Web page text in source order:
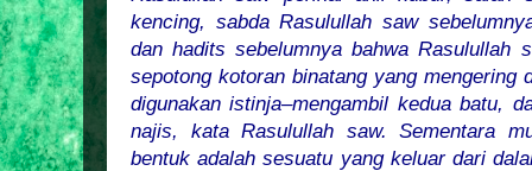
kencing, sabda Rasulullah saw
dan hadits sebelumnya bahwa Rasulullah
sepotong kotoran binatang yang mengering
digunakan istinja–mengambil kedua batu,
najis, kata Rasulullah saw. Sementara
bentuk adalah sesuatu yang keluar dari